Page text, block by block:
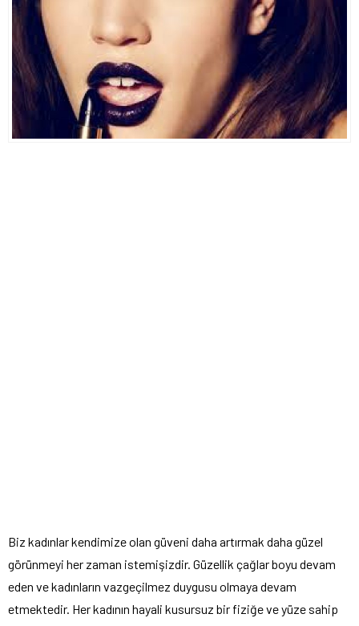
Biz kadınlar kendimize olan güveni daha artırmak daha güzel
görünmeyi her zaman istemişizdir. Güzellik çağlar boyu devam
eden ve kadınların vazgeçilmez duygusu olmaya devam
etmektedir. Her kadının hayali kusursuz bir fiziğe ve yüze sahip